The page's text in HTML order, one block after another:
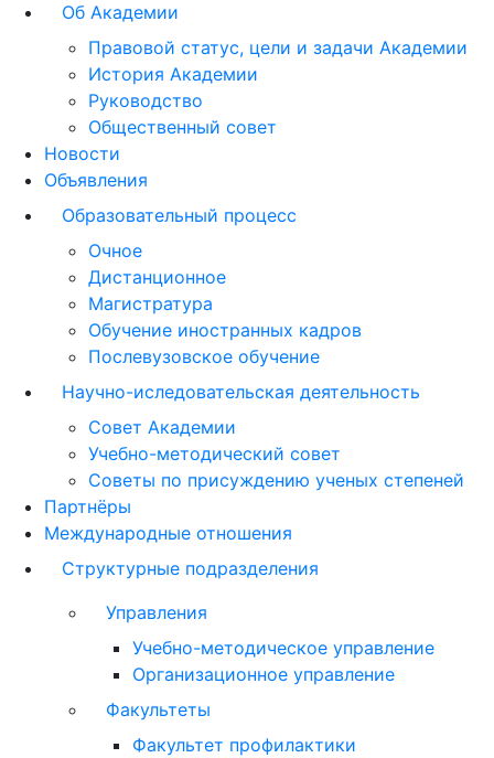
Об Академии
Правовой статус, цели и задачи Академии
История Академии
Руководство
Общественный совет
Новости
Объявления
Образовательный процесс
Очное
Дистанционное
Магистратура
Обучение иностранных кадров
Послевузовское обучение
Научно-иследовательская деятельность
Совет Академии
Учебно-методический совет
Советы по присуждению ученых степеней
Партнёры
Международные отношения
Структурные подразделения
Управления
Учебно-методическое управление
Организационное управление
Факультеты
Факультет профилактики